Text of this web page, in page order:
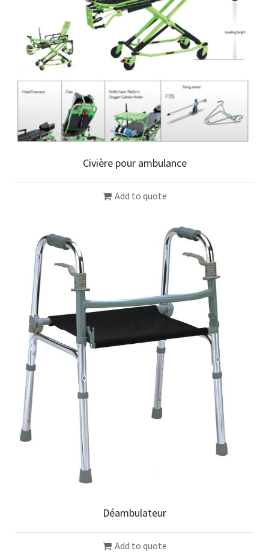
Civière pour ambulance
Add to quote
Déambulateur
Add to quote